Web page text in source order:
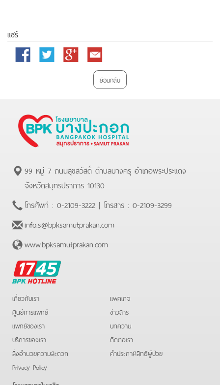
แชร์
Facebook Twitter
Google
Email
ย้อนกลับ
99 หมู่ 7 ถนนสุขสวัสดิ์ ตำบลบางครุ อำเภอพระประแดง
จังหวัดสมุทรปราการ 10130
โทรศัพท์ : 0-2109-3222 | โทรสาร : 0-2109-3299
info.s@bpksamutprakan.com
www.bpksamutprakan.com
BPK
Hotline
เกี่ยวกับเรา
ศูนย์การแพทย์
แพทย์ของเรา
บริการของเรา
สิ่งอำนวยความสะดวก
Privacy Policy
แพคเกจ
ข่าวสาร
บทความ
ติดต่อเรา
คําประกาศสิทธิผู้ป่วย